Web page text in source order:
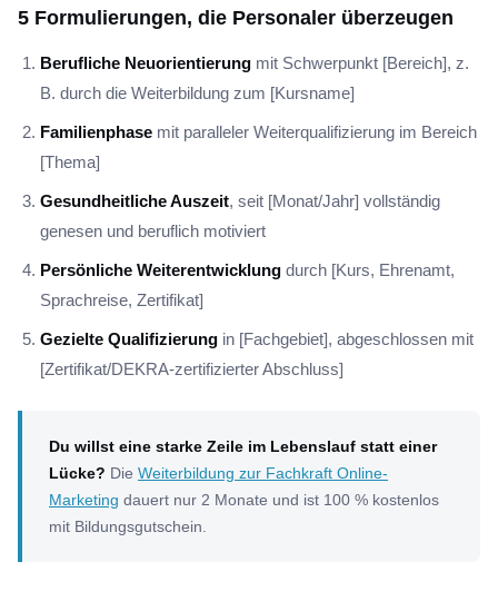
5 Formulierungen, die Personaler überzeugen
Berufliche Neuorientierung mit Schwerpunkt [Bereich], z.
B. durch die Weiterbildung zum [Kursname]
Familienphase mit paralleler Weiterqualifizierung im Bereich
[Thema]
Gesundheitliche Auszeit, seit [Monat/Jahr] vollständig
genesen und beruflich motiviert
Persönliche Weiterentwicklung durch [Kurs, Ehrenamt,
Sprachreise, Zertifikat]
Gezielte Qualifizierung in [Fachgebiet], abgeschlossen mit
[Zertifikat/DEKRA-zertifizierter Abschluss]
Du willst eine starke Zeile im Lebenslauf statt einer
Lücke? Die Weiterbildung zur Fachkraft Online-
Marketing dauert nur 2 Monate und ist 100 % kostenlos
mit Bildungsgutschein.